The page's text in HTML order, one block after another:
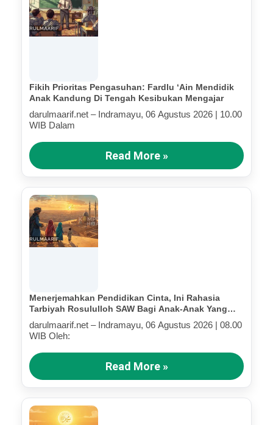
Fikih Prioritas Pengasuhan: Fardlu ‘Ain Mendidik
Anak Kandung Di Tengah Kesibukan Mengajar
darulmaarif.net – Indramayu, 06 Agustus 2026 | 10.00
WIB Dalam
Read More »
Menerjemahkan Pendidikan Cinta, Ini Rahasia
Tarbiyah Rosululloh SAW Bagi Anak-Anak Yang
Terluka (Bagian IV)
darulmaarif.net – Indramayu, 06 Agustus 2026 | 08.00
WIB Oleh:
Read More »